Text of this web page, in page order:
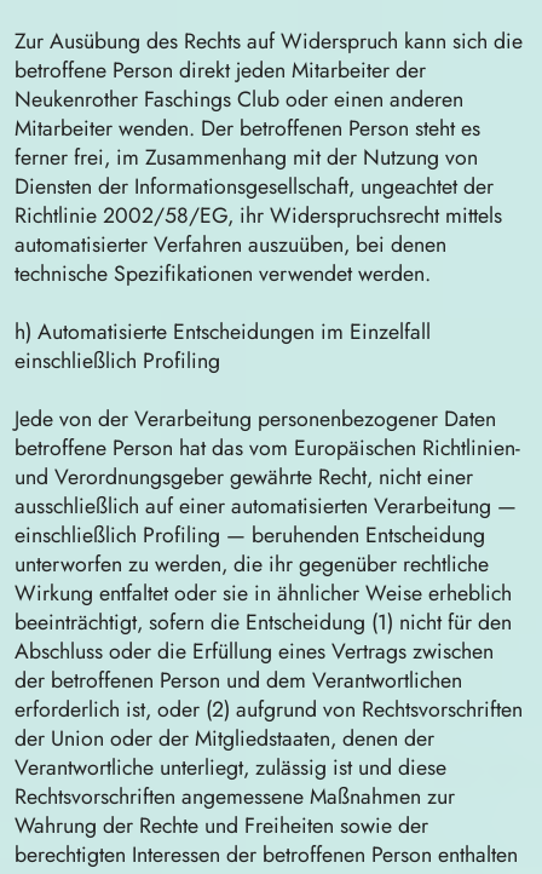
Zur Ausübung des Rechts auf Widerspruch kann sich die
betroffene Person direkt jeden Mitarbeiter der
Neukenrother Faschings Club oder einen anderen
Mitarbeiter wenden. Der betroffenen Person steht es
ferner frei, im Zusammenhang mit der Nutzung von
Diensten der Informationsgesellschaft, ungeachtet der
Richtlinie 2002/58/EG, ihr Widerspruchsrecht mittels
automatisierter Verfahren auszuüben, bei denen
technische Spezifikationen verwendet werden.
h) Automatisierte Entscheidungen im Einzelfall
einschließlich Profiling
Jede von der Verarbeitung personenbezogener Daten
betroffene Person hat das vom Europäischen Richtlinien-
und Verordnungsgeber gewährte Recht, nicht einer
ausschließlich auf einer automatisierten Verarbeitung —
einschließlich Profiling — beruhenden Entscheidung
unterworfen zu werden, die ihr gegenüber rechtliche
Wirkung entfaltet oder sie in ähnlicher Weise erheblich
beeinträchtigt, sofern die Entscheidung (1) nicht für den
Abschluss oder die Erfüllung eines Vertrags zwischen
der betroffenen Person und dem Verantwortlichen
erforderlich ist, oder (2) aufgrund von Rechtsvorschriften
der Union oder der Mitgliedstaaten, denen der
Verantwortliche unterliegt, zulässig ist und diese
Rechtsvorschriften angemessene Maßnahmen zur
Wahrung der Rechte und Freiheiten sowie der
berechtigten Interessen der betroffenen Person enthalten